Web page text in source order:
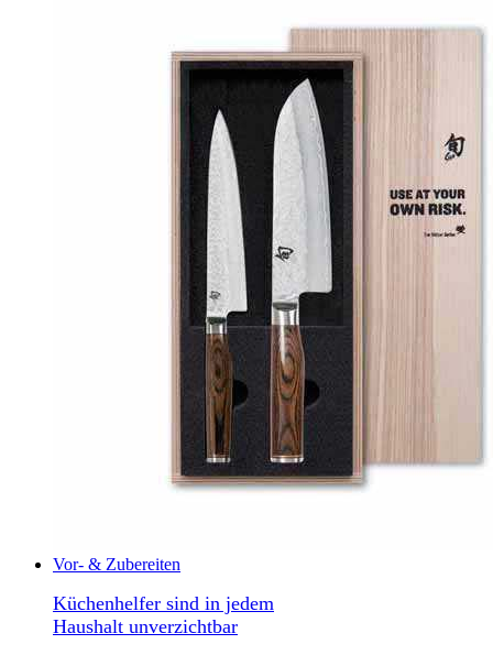
Vor- & Zubereiten
Küchenhelfer sind in jedem
Haushalt unverzichtbar